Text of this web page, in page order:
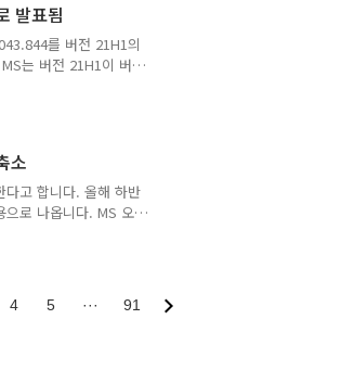
형되어 개발되기도
추적 방지 기능의
발표됨
를 버전 21H1의
는 버전 21H1이 버
인했습니다. 즉, 기
버전 1909로, 버전
내지 누적 업데이트
와 버전 20H1과 공유
소
다고 합니다. 올해 하반
으로 나옵니다. MS 오
전 제품과 크게 다른
2000년 이후에 출
2007, 2010, 2013,
10년에서 7년으로 지
4 5 ··· 91